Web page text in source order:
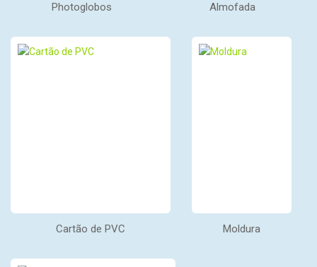
Photoglobos Almofada
Cartão de PVC Moldura